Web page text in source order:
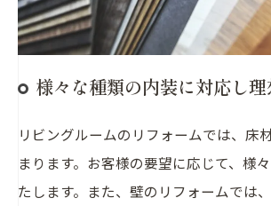
様々な種類の内装に対応し
リビングルームのリフォームでは、床
まります。お客様の要望に応じて、様
たします。また、壁のリフォームでは